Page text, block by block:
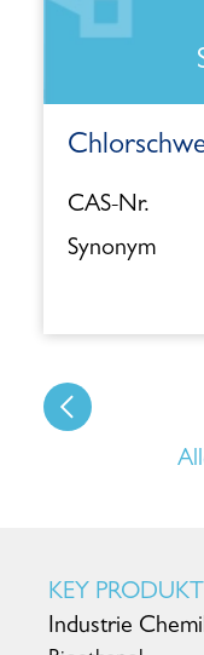
CAS-Nr.
Synonym
KEY
Industrie